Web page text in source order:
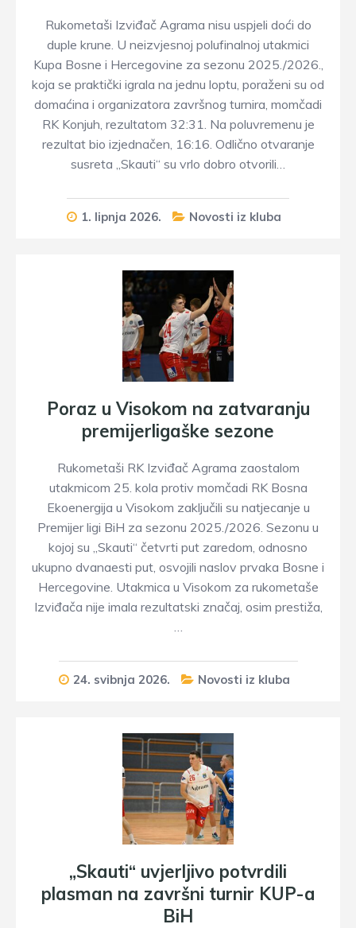
Rukometaši Izviđač Agrama nisu uspjeli doći do
duple krune. U neizvjesnoj polufinalnoj utakmici
Kupa Bosne i Hercegovine za sezonu 2025./2026.,
koja se praktički igrala na jednu loptu, poraženi su od
domaćina i organizatora završnog turnira, momčadi
RK Konjuh, rezultatom 32:31. Na poluvremenu je
rezultat bio izjednačen, 16:16. Odlično otvaranje
susreta „Skauti“ su vrlo dobro otvorili…
1. lipnja 2026. Novosti iz kluba
Poraz u Visokom na zatvaranju
premijerligaške sezone
Rukometaši RK Izviđač Agrama zaostalom
utakmicom 25. kola protiv momčadi RK Bosna
Ekoenergija u Visokom zaključili su natjecanje u
Premijer ligi BiH za sezonu 2025./2026. Sezonu u
kojoj su „Skauti“ četvrti put zaredom, odnosno
ukupno dvanaesti put, osvojili naslov prvaka Bosne i
Hercegovine. Utakmica u Visokom za rukometaše
Izviđača nije imala rezultatski značaj, osim prestiža,
…
24. svibnja 2026. Novosti iz kluba
„Skauti“ uvjerljivo potvrdili
plasman na završni turnir KUP-a
BiH